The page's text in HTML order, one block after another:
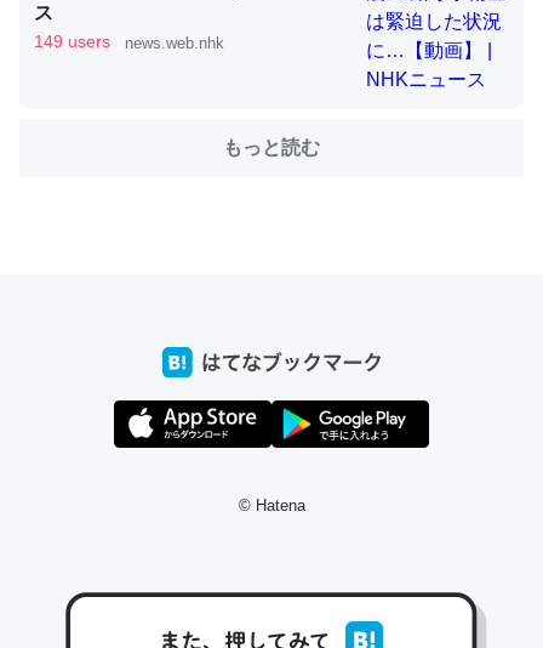
─たまにLINEするくらいだった遠方の父67歳と僕。ITツール導入で
コミュニケーションが劇的に変化した｜tayorini by LIFULL介護
たいなのでネット環境作ったけどAlexaしか使わないので
34
─たまにLINEするくらいだった遠方の父67歳と僕。ITツール導入で
ス
149 users news.web.nhk
もっと読む
© Hatena